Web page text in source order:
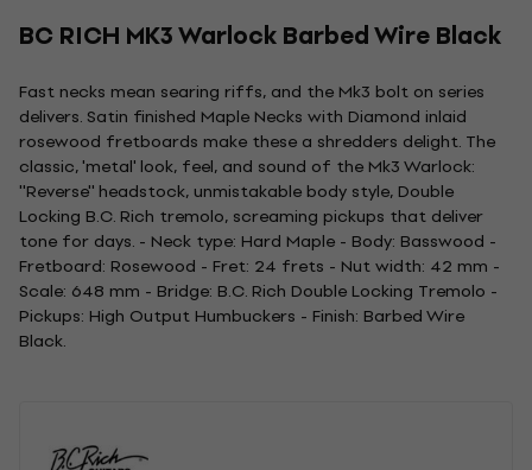
BC RICH MK3 Warlock Barbed Wire Black
Fast necks mean searing riffs, and the Mk3 bolt on series
delivers. Satin finished Maple Necks with Diamond inlaid
rosewood fretboards make these a shredders delight. The
classic, 'metal' look, feel, and sound of the Mk3 Warlock:
''Reverse'' headstock, unmistakable body style, Double
Locking B.C. Rich tremolo, screaming pickups that deliver
tone for days. - Neck type: Hard Maple - Body: Basswood -
Fretboard: Rosewood - Fret: 24 frets - Nut width: 42 mm -
Scale: 648 mm - Bridge: B.C. Rich Double Locking Tremolo -
Pickups: High Output Humbuckers - Finish: Barbed Wire
Black.